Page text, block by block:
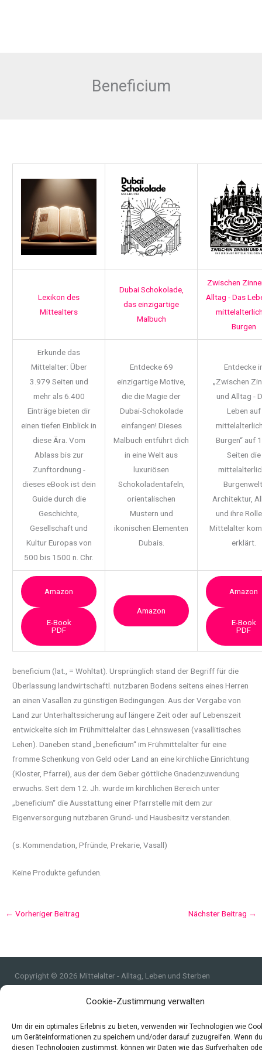
Cookie-Zustimmung verwalten
Um dir ein optimales Erlebnis zu bieten, verwenden wir Technologien wie
um Geräteinformationen zu speichern und/oder darauf zuzugreifen. Wenn du
diesen Technologien zustimmst, können wir Daten wie das Surfverhalten
Beneficium
Lexikon des
Mittealters
Dubai Schokolade,
das einzigartige
Malbuch
Zwischen
Alltag - Das
Burgen
Erkunde das
Mittelalter: Über
3.979 Seiten und
mehr als 6.400
Einträge bieten dir
einen tiefen Einblick in
diese Ära. Vom
Ablass bis zur
Zunftordnung -
dieses eBook ist dein
Guide durch die
Geschichte,
Gesellschaft und
Kultur Europas von
500 bis 1500 n. Chr.
Entdecke 69
einzigartige Motive,
die die Magie der
Dubai-Schokolade
einfangen! Dieses
Malbuch entführt dich
in eine Welt aus
luxuriösen
Schokoladentafeln,
orientalischen
Mustern und
ikonischen Elementen
Dubais.
Entdecke
„Zwischen
und Alltag -
Leben auf
Burgen“ auf
Seiten die
Architektur,
und ihre
Mittelalter
erklärt.
Amazon
E-Book
PDF
Amazon
Amazon
E-Book
PDF
beneficium (lat., = Wohltat). Ursprünglich stand der Begriff für die
Überlassunglandwirtschaftl. nutzbaren Bodens seitens eines Herren
an einen Vasallen zu günstigen Bedingungen. Aus der Vergabe von
Land zur Unterhaltssicherung auf längere Zeit oder auf Lebenszeit
entwickelte sich im Frühmittelalter das Lehnswesen (vasallitisches
Lehen). Daneben stand „beneficium“ im Frühmittelalter für eine
fromme Schenkung von Geld oder Land an eine kirchliche Einrichtung
(Kloster, Pfarrei), aus der dem Geber göttliche Gnadenzuwendung
erwuchs. Seit dem 12. Jh. wurde im kirchlichen Bereich unter
„beneficium“ die Ausstattung einer Pfarrstelle mit dem zur
Eigenversorgung nutzbaren Grund- und Hausbesitz verstanden.
(s. Kommendation, Pfründe, Prekarie, Vasall)
Keine Produkte gefunden.
← Vorheriger Beitrag Nächster Beitrag →
Copyright © 2026 Mittelalter - Alltag, Leben und Sterben
Impressum
Quellen
Index